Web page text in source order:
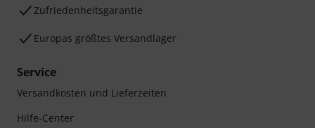
Zufriedenheitsgarantie
Europas größtes Versandlager
Service
Versandkosten und Lieferzeiten
Hilfe-Center